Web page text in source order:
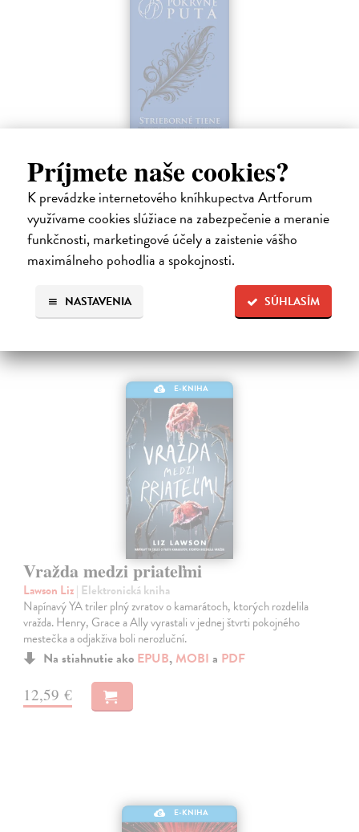
Príjmete naše cookies?
K prevádzke internetového kníhkupectva Artforum
využívame cookies slúžiace na zabezpečenie a meranie
funkčnosti, marketingové účely a zaistenie vášho
maximálneho pohodlia a spokojnosti.
SÚHLASÍM
NASTAVENIA
Mead Richelle| Elektronická kniha
Piaty diel série Pokrvné putá, v ktorej upíri a alchymisti bojujú o lásku
aj šancu na prežitie. Sydney riskovala všetko, keď nasledovala inštinkt
a vykročila na veľmi tenký ľad, aby ukryla svoje city pred…
Na stiahnutie akoEPUB ,MOBIaPDF
12,59 €
E-KNIHA
Vražda medzi priateľmi
Lawson Liz| Elektronická kniha
Napínavý YA triler plný zvratov o kamarátoch, ktorých rozdelila
vražda. Henry, Grace a Ally vyrastali v jednej štvrti pokojného
mestečka a odjakživa boli nerozluční.
Na stiahnutie ako EPUB, MOBI a PDF
12,59 €
E-KNIHA